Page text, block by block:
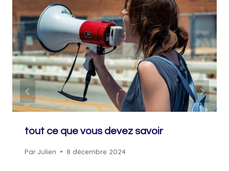
tout ce que vous devez savoir
ParJulien 8 décembre 2024